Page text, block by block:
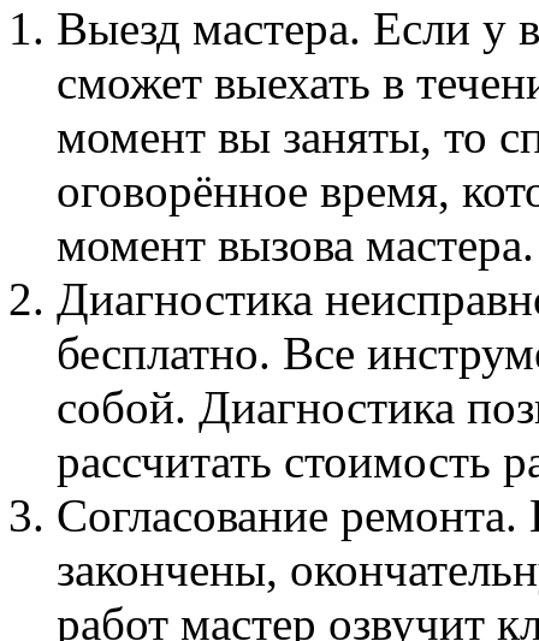
Выезд мастера. Если у
сможет выехать в
момент вы заняты, то
оговорённое время,
момент вызова мастера.
Диагностика
бесплатно. Все
собой. Диагностика
рассчитать стоимость
Согласование ремонта.
закончены,
работ мастер озвучит